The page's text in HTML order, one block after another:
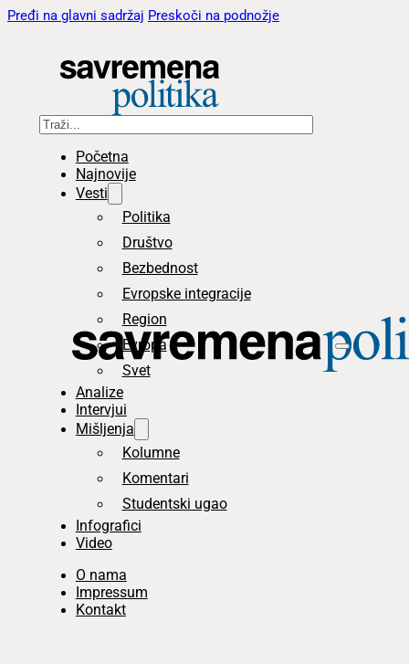
Pređi na glavni sadržaj Preskoči na podnožje
Pretraga
Početna
Najnovije
Vesti
Politika
Društvo
Bezbednost
Evropske integracije
Region
Evropa
Svet
Analize
Intervjui
Mišljenja
Kolumne
Komentari
Studentski ugao
Infografici
Video
O nama
Impressum
Kontakt